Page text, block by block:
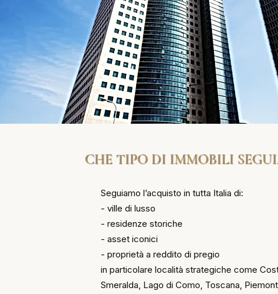
CHE TIPO DI IMMOBILI
Seguiamo l’acquisto in tutta Italia di:
- ville di lusso
- residenze storiche
- asset iconici
- proprietà a reddito di pregio
in particolare località strategiche come
Smeralda, Lago di Como, Toscana,